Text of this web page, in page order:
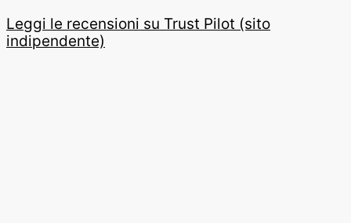
Leggi le recensioni su Trust Pilot (sito
indipendente)